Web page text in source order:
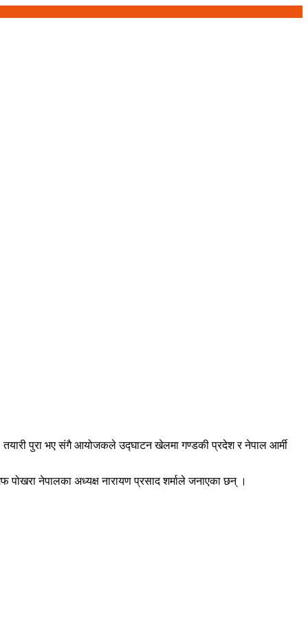
। तयारी पुरा भए संगै आयोजकले उद्घाटन खेलमा गण्डकी प्रदेश र नेपाल आर्मी
नेपालका अध्यक्ष नारायण प्रसाद शर्माले जनाएका छन् ।